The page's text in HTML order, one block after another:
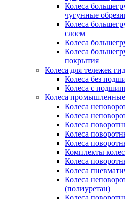
Колеса
чугунные
Колеса
слоем
Колеса
Колеса
покрытия
Колеса для тележек
Колеса без
Колеса с
Колеса промышленные
Колеса
Колеса
Колеса
Колеса
Колеса
Комплекты
Колеса
Колеса
Колеса
(полиуретан)